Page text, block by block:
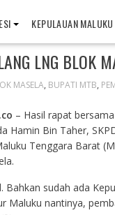
KEPULAUAN MALUKU
LNG BLOK
MASELA, BUPATI MTB,
– Hasil rapat
Hamin Bin Taher,
Tenggara Barat
Bahkan sudah ada
Maluku nantinya,